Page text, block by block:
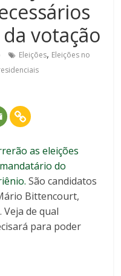
votação
Eleições, Eleições no
as eleições
do
São candidatos
Bittencourt,
Veja de qual
para poder